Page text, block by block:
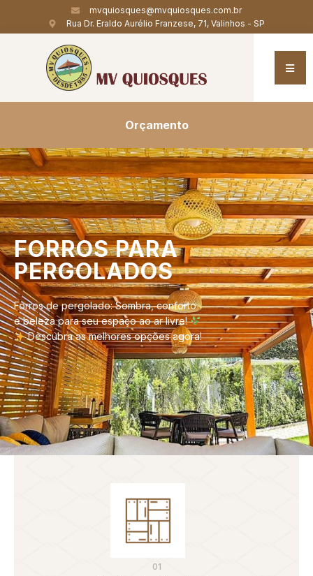
mvquiosques@mvquiosques.com.br
Rua Dr. Eraldo Aurélio Franzese, 71, Valinhos - SP
Orçamento
FORROSPARA
PERGOLADOS
Forros de pergolado: Sombra, conforto
e beleza para seu espaço ao ar livre!
Descubra as melhores opções agora!
01